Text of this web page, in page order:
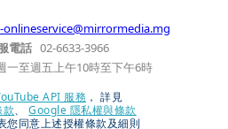
onlineservice@mirrormedia.mg
電話 02-6633-3966
一至週五上午10時至下午6時
API 服務 ， 詳見
、
Google 隱私權與條款
您同意上述授權條款及細則